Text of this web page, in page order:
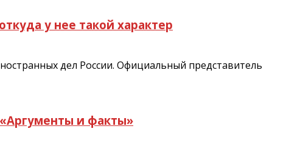
у нее такой характер
дел России. Официальный представитель
и факты»